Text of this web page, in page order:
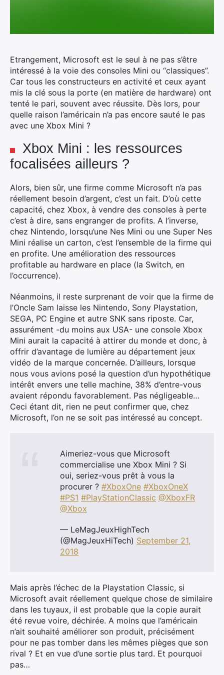
Etrangement, Microsoft est le seul à ne pas s’être
intéressé à la voie des consoles Mini ou “classiques”.
Car tous les constructeurs en activité et ceux ayant
mis la clé sous la porte (en matière de hardware) ont
tenté le pari, souvent avec réussite. Dès lors, pour
quelle raison l’américain n’a pas encore sauté le pas
avec une Xbox Mini ?
Xbox Mini : les ressources
focalisées ailleurs ?
Alors, bien sûr, une firme comme Microsoft n’a pas
réellement besoin d’argent, c’est un fait. D’où cette
capacité, chez Xbox, à vendre des consoles à perte
c’est à dire, sans engranger de profits. A l’inverse,
chez Nintendo, lorsqu’une Nes Mini ou une Super Nes
Mini réalise un carton, c’est l’ensemble de la firme qui
en profite. Une amélioration des ressources
profitable au hardware en place (la Switch, en
l’occurrence).
Néanmoins, il reste surprenant de voir que la firme de
l’Oncle Sam laisse les Nintendo, Sony Playstation,
SEGA, PC Engine et autre SNK sans riposte. Car,
assurément -du moins aux USA- une console Xbox
Mini aurait la capacité à attirer du monde et donc, à
offrir d’avantage de lumière au département jeux
vidéo de la marque concernée. D’ailleurs, lorsque
nous vous avions posé la question d’un hypothétique
intérêt envers une telle machine, 38% d’entre-vous
avaient répondu favorablement. Pas négligeable…
Ceci étant dit, rien ne peut confirmer que, chez
Microsoft, l’on ne se soit pas intéressé au concept.
Aimeriez-vous que Microsoft
commercialise une Xbox Mini ? Si
oui, seriez-vous prêt à vous la
procurer ? #XboxOne #XboxOneX
#PS1 #PlayStationClassic @XboxFR
@Xbox
— LeMagJeuxHighTech
(@MagJeuxHiTech) September 21,
2018
Mais après l’échec de la Playstation Classic, si
Microsoft avait réellement quelque chose de similaire
dans les tuyaux, il est probable que la copie aurait
été revue voire, déchirée. A moins que l’américain
n’ait souhaité améliorer son produit, précisément
pour ne pas tomber dans les mêmes pièges que son
rival ? Et en vue d’une sortie plus tard. Et pourquoi
pas…